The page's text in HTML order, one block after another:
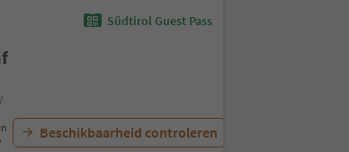
Südtirol Guest Pass
Beschikbaarheid controleren